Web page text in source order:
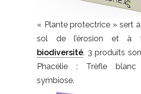
« Plante protectrice » sert à
sol de l’érosion et à
biodiversité. 3 produits
Phacélie ; Trèfle
symbiose.